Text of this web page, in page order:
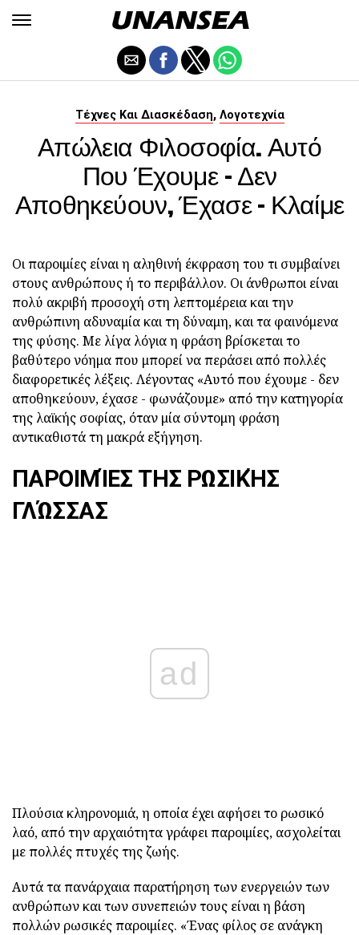
Τέχνες Και Διασκέδαση, Λογοτεχνία
Απώλεια Φιλοσοφία. Αυτό
Που Έχουμε - Δεν
Αποθηκεύουν, Έχασε - Κλαίμε
Οι παροιμίες είναι η αληθινή έκφραση του τι συμβαίνει
στους ανθρώπους ή το περιβάλλον. Οι άνθρωποι είναι
πολύ ακριβή προσοχή στη λεπτομέρεια και την
ανθρώπινη αδυναμία και τη δύναμη, και τα φαινόμενα
της φύσης. Με λίγα λόγια η φράση βρίσκεται το
βαθύτερο νόημα που μπορεί να περάσει από πολλές
διαφορετικές λέξεις. Λέγοντας «Αυτό που έχουμε - δεν
αποθηκεύουν, έχασε - φωνάζουμε» από την κατηγορία
της λαϊκής σοφίας, όταν μία σύντομη φράση
αντικαθιστά τη μακρά εξήγηση.
ΠΑΡΟΙΜΊΕΣ ΤΗΣ ΡΩΣΙΚΉΣ
ΓΛΏΣΣΑΣ
ad
Πλούσια κληρονομιά, η οποία έχει αφήσει το ρωσικό
λαό, από την αρχαιότητα γράφει παροιμίες, ασχολείται
με πολλές πτυχές της ζωής.
Αυτά τα πανάρχαια παρατήρηση των ενεργειών των
ανθρώπων και των συνεπειών τους είναι η βάση
πολλών ρωσικές παροιμίες. «Ένας φίλος σε ανάγκη